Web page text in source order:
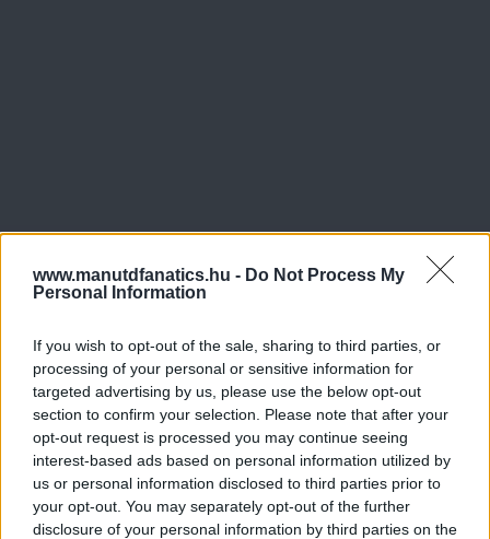
www.manutdfanatics.hu - Do Not Process My
Personal Information
If you wish to opt-out of the sale, sharing to third parties, or
processing of your personal or sensitive information for
targeted advertising by us, please use the below opt-out
section to confirm your selection. Please note that after your
opt-out request is processed you may continue seeing
interest-based ads based on personal information utilized by
us or personal information disclosed to third parties prior to
your opt-out. You may separately opt-out of the further
disclosure of your personal information by third parties on the
Meccs Center